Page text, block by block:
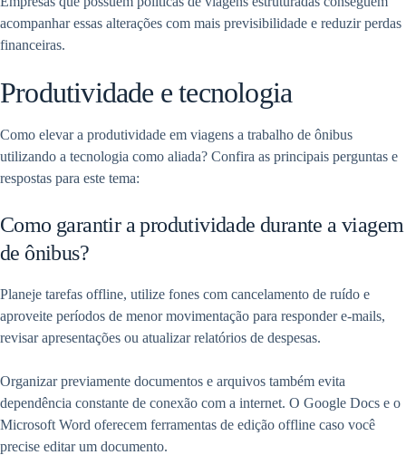
acompanhar essas alterações com mais previsibilidade e reduzir perdas
financeiras.
Produtividade e tecnologia
Como elevar a produtividade em viagens a trabalho de ônibus
utilizando a tecnologia como aliada? Confira as principais perguntas e
respostas para este tema:
Como garantir a produtividade durante a viagem
de ônibus?
Planeje tarefas offline, utilize fones com cancelamento de ruído e
aproveite períodos de menor movimentação para responder e-mails,
revisar apresentações ou atualizar relatórios de despesas.
Organizar previamente documentos e arquivos também evita
dependência constante de conexão com a internet. O Google Docs e o
Microsoft Word oferecem ferramentas de edição offline caso você
precise editar um documento.